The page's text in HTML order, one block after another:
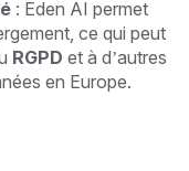
: Eden AI permet
ce qui peut
RGPD et à d’autres
en Europe.